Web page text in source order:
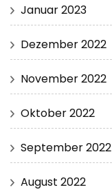
Januar 2023
Dezember 2022
November 2022
Oktober 2022
September 2022
August 2022